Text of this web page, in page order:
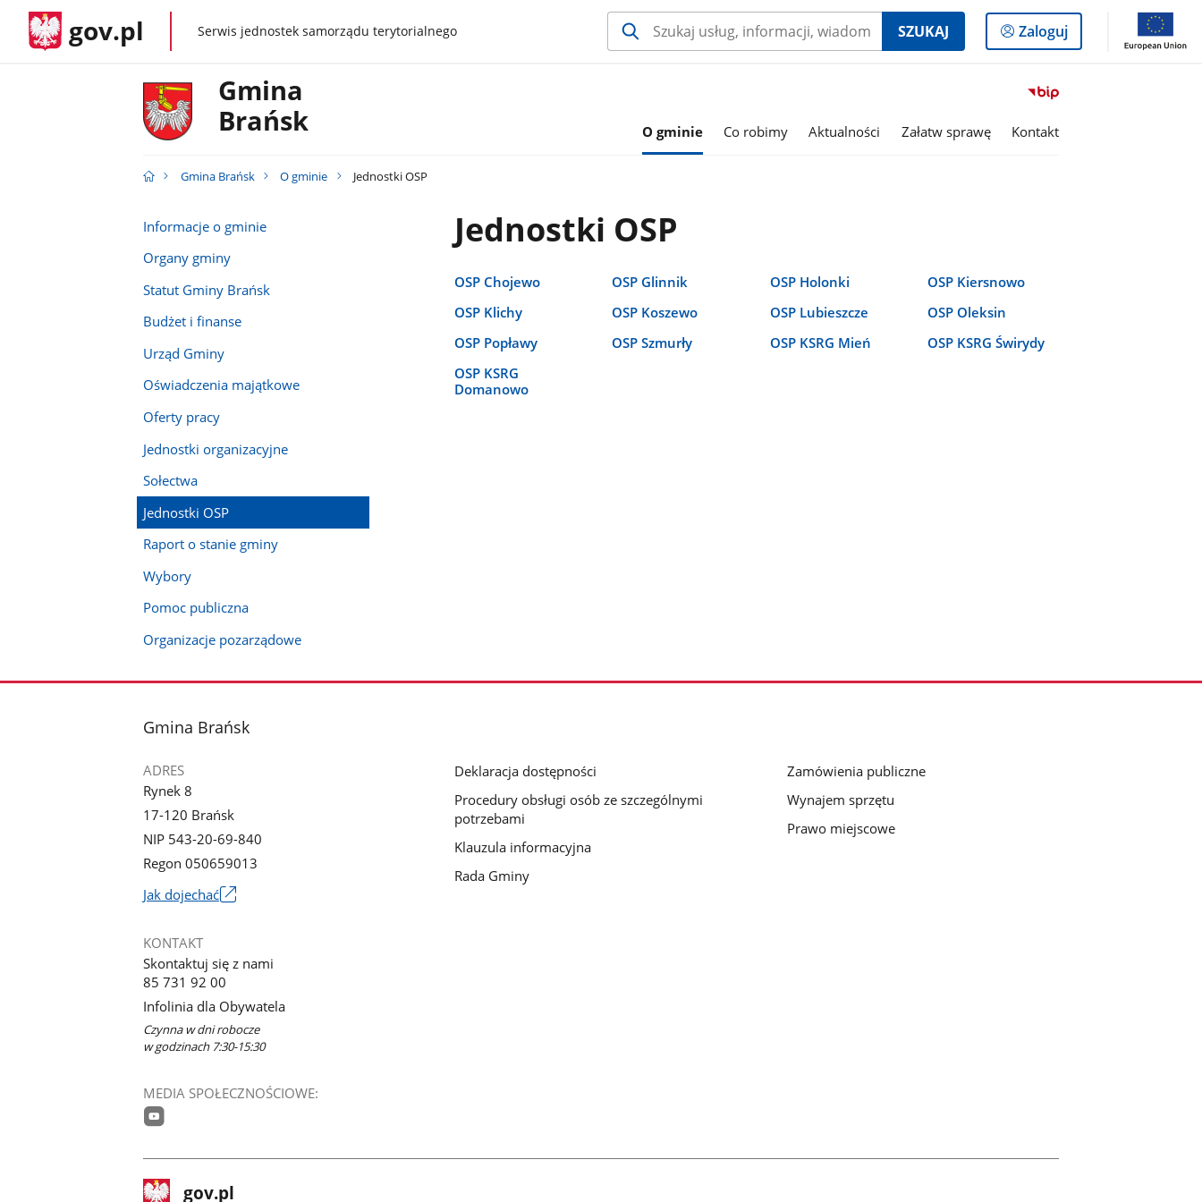
gov.pl gov.plSerwis jednostek samorządu terytorialnego SZUKAJ
Logowanie
do
Zaloguj
Przejdź
serwisu
Gmina
Brańsk
O gminie Co robimy Aktualności Załatw sprawę Kontakt
Gmina Brańsk O gminie Jednostki OSP
Informacje o gminie
Organy gminy
Statut Gminy Brańsk
Budżet i finanse
Urząd Gminy
Oświadczenia majątkowe
Oferty pracy
Jednostki organizacyjne
Sołectwa
Jednostki OSP
Raport o stanie gminy
Wybory
Pomoc publiczna
Organizacje pozarządowe
Jednostki OSP
OSP Chojewo OSP Glinnik OSP Holonki
OSP Kiersnowo
OSP Klichy
OSP Koszewo OSP Lubieszcze
OSP Oleksin
OSP Popławy
OSP Szmurły OSP KSRG Mień
OSP KSRG Świrydy
OSP KSRG
Domanowo
stopka
Gmina Brańsk
ADRES
Rynek 8
17-120 Brańsk
NIP 543-20-69-840
Regon 050659013
Jak dojechaćLink
nowym
oknie
KONTAKT
Skontaktuj się z nami
85 731 92 00
Infolinia dla Obywatela
Czynna w dni robocze
w godzinach 7:30-15:30
MEDIA SPOŁECZNOŚCIOWE:
Deklaracja dostępności
Procedury obsługi osób ze szczególnymi
potrzebami
Klauzula informacyjna
Rada Gminy
Zamówienia publiczne
Wynajem sprzętu
Prawo miejscowe
stopkaStrona
gov.pl